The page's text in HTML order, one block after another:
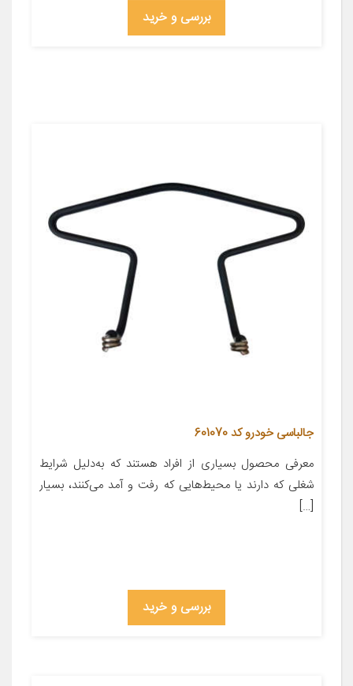
بررسی و خرید
جالباسی خودرو کد 601070
معرفی محصول بسیاری از افراد هستند که به‌دلیل شرایط
شغلی که دارند یا محیط‌هایی که رفت و آمد می‌کنند، بسیار
[…]
بررسی و خرید